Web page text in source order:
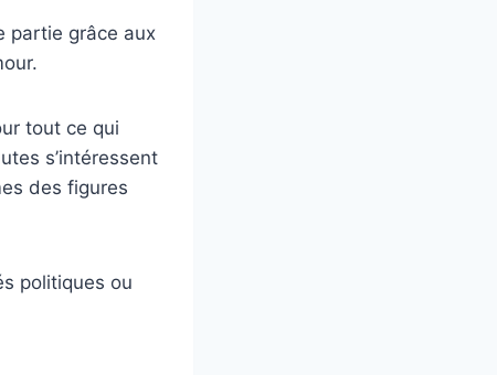
partie grâce aux
tout ce qui
s’intéressent
des figures
politiques ou